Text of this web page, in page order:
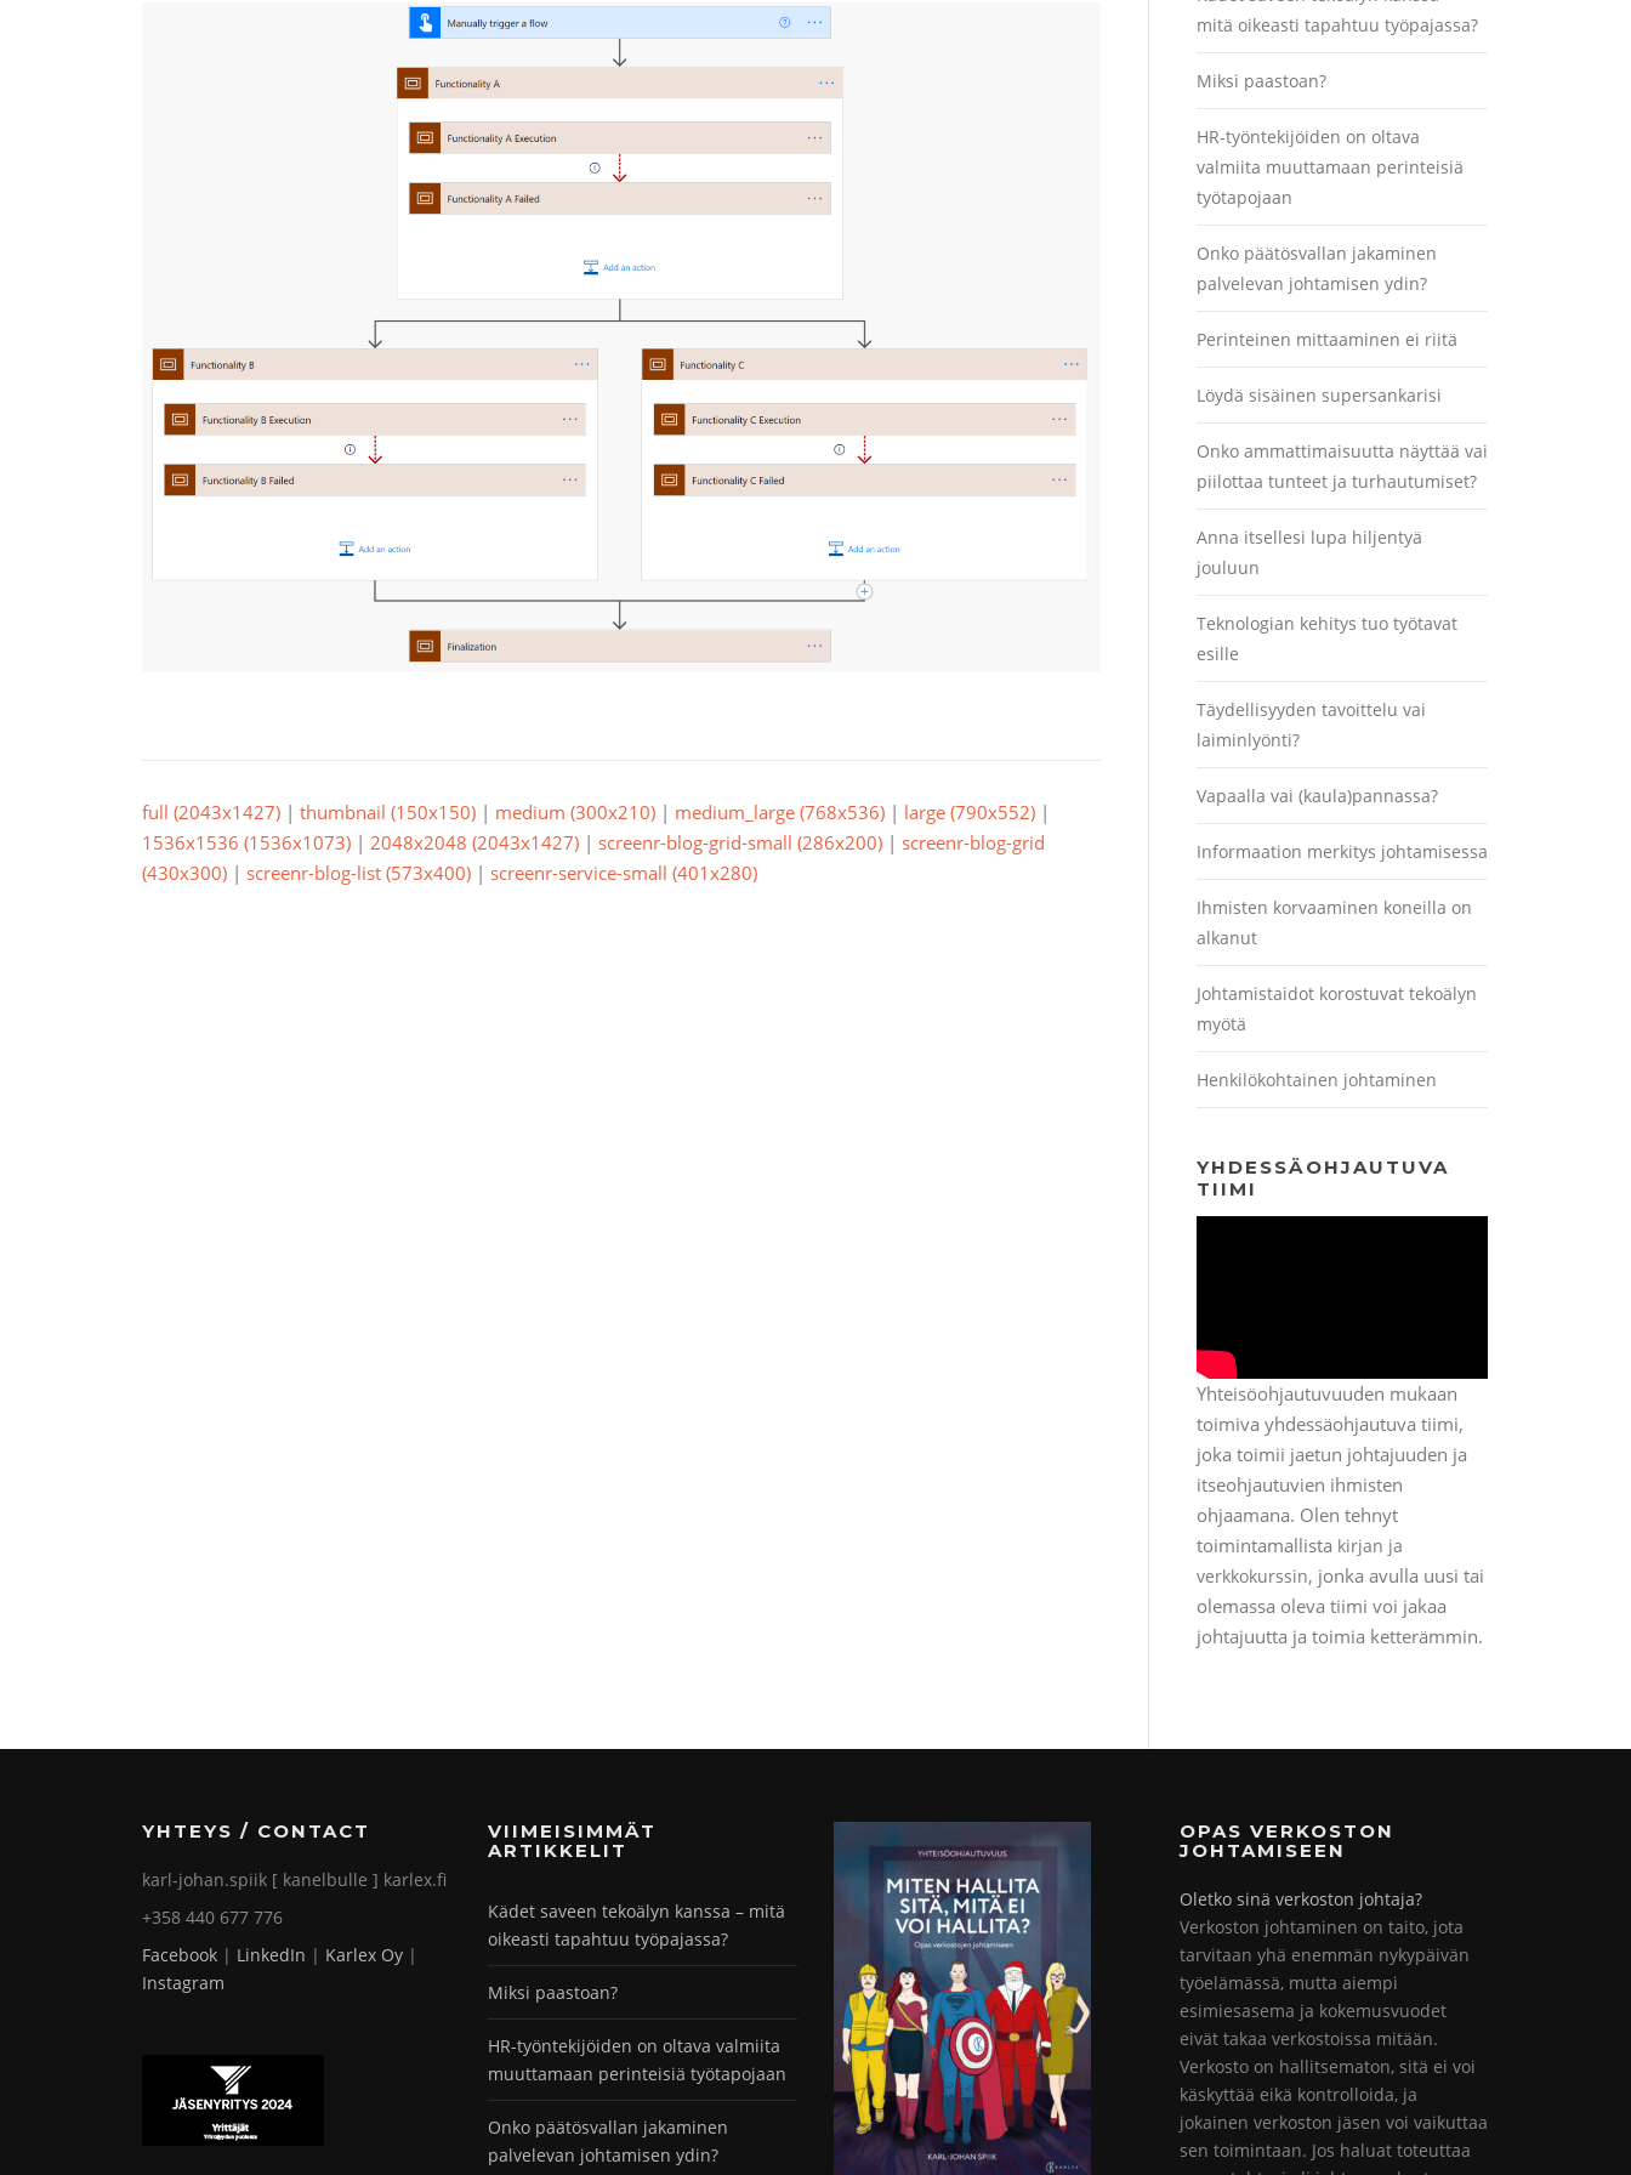
full (2043x1427) | thumbnail (150x150) | medium (300x210) | medium_large (768x536) | large (790x552) |
1536x1536 (1536x1073) | 2048x2048 (2043x1427) | screenr-blog-grid-small (286x200) | screenr-blog-grid
(430x300) | screenr-blog-list (573x400) | screenr-service-small (401x280)
mitä oikeasti tapahtuu työpajassa?
Miksi paastoan?
HR-työntekijöiden on oltava
valmiita muuttamaan perinteisiä
työtapojaan
Onko päätösvallan jakaminen
palvelevan johtamisen ydin?
Perinteinen mittaaminen ei riitä
Löydä sisäinen supersankarisi
Onko ammattimaisuutta näyttää vai
piilottaa tunteet ja turhautumiset?
Anna itsellesi lupa hiljentyä
jouluun
Teknologian kehitys tuo työtavat
esille
Täydellisyyden tavoittelu vai
laiminlyönti?
Vapaalla vai (kaula)pannassa?
Informaation merkitys johtamisessa
Ihmisten korvaaminen koneilla on
alkanut
Johtamistaidot korostuvat tekoälyn
myötä
Henkilökohtainen johtaminen
YHDESSÄOHJAUTUVA
TIIMI
Yhteisöohjautuvuuden mukaan
toimiva yhdessäohjautuva tiimi,
joka toimii jaetun johtajuuden ja
itseohjautuvien ihmisten
ohjaamana. Olen tehnyt
toimintamallista kirjan ja
verkkokurssin, jonka avulla uusi tai
olemassa oleva tiimi voi jakaa
johtajuutta ja toimia ketterämmin.
YHTEYS / CONTACT
karl-johan.spiik [ kanelbulle ] karlex.fi
+358 440 677 776
Facebook | LinkedIn | Karlex Oy |
Instagram
VIIMEISIMMÄT
ARTIKKELIT
Kädet saveen tekoälyn kanssa – mitä
oikeasti tapahtuu työpajassa?
Miksi paastoan?
HR-työntekijöiden on oltava valmiita
muuttamaan perinteisiä työtapojaan
Onko päätösvallan jakaminen
palvelevan johtamisen ydin?
OPAS VERKOSTON
JOHTAMISEEN
Oletko sinä verkoston johtaja?
Verkoston johtaminen on taito, jota
tarvitaan yhä enemmän nykypäivän
työelämässä, mutta aiempi
esimiesasema ja kokemusvuodet
eivät takaa verkostoissa mitään.
Verkosto on hallitsematon, sitä ei voi
käskyttää eikä kontrolloida, ja
jokainen verkoston jäsen voi vaikuttaa
sen toimintaan. Jos haluat toteuttaa